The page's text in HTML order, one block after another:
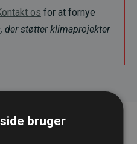
os for at fornye
der støtter klimaprojekter
bruger